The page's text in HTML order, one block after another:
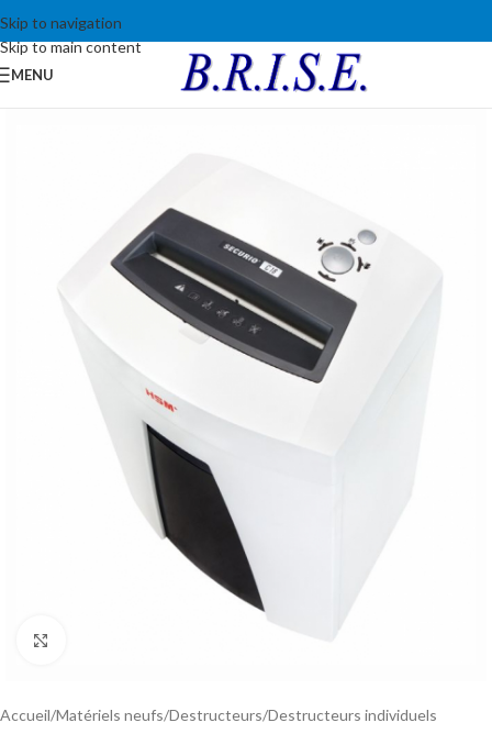
Skip to navigation
Skip to main content
MENU
Accueil/Matériels neufs/Destructeurs/Destructeurs individuels